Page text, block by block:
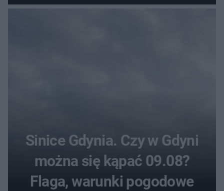
Sinice Gdynia. Czy w Gdyni
można się kąpać 09.08?
Flaga, warunki pogodowe